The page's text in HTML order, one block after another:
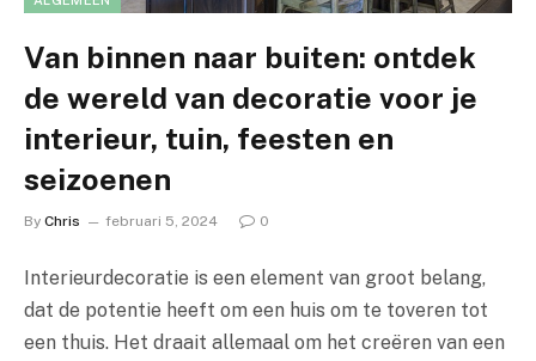
Van binnen naar buiten: ontdek
de wereld van decoratie voor je
interieur, tuin, feesten en
seizoenen
By Chris februari 5, 2024 0
Interieurdecoratie is een element van groot belang,
dat de potentie heeft om een huis om te toveren tot
een thuis. Het draait allemaal om het creëren van een